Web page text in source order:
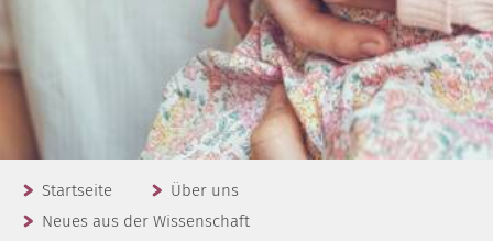
Startseite
Über uns
Neues aus der Wissenschaft